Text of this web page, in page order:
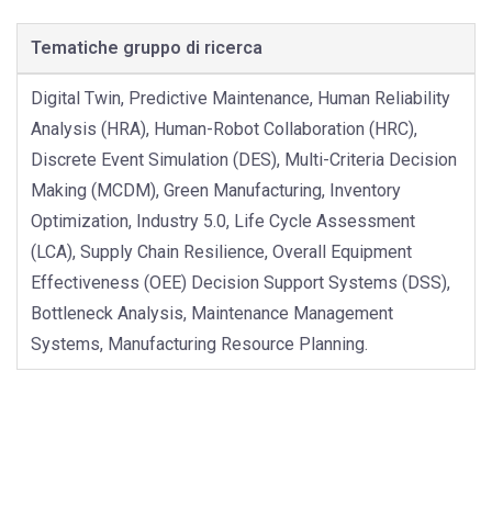
Tematiche gruppo di ricerca
Digital Twin, Predictive Maintenance, Human Reliability
Analysis (HRA), Human-Robot Collaboration (HRC),
Discrete Event Simulation (DES), Multi-Criteria Decision
Making (MCDM), Green Manufacturing, Inventory
Optimization, Industry 5.0, Life Cycle Assessment
(LCA), Supply Chain Resilience, Overall Equipment
Effectiveness (OEE) Decision Support Systems (DSS),
Bottleneck Analysis, Maintenance Management
Systems, Manufacturing Resource Planning.